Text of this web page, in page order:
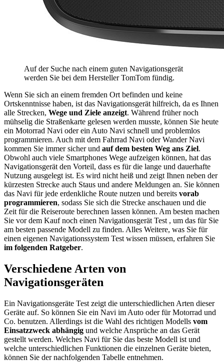
Auf der Suche nach einem guten Navigationsgerät
werden Sie bei dem Hersteller TomTom fündig.
Wenn Sie sich an einem fremden Ort befinden und keine
Ortskenntnisse haben, ist das Navigationsgerät hilfreich, da es Ihnen
alle Strecken, Wege und Ziele anzeigt. Während früher noch
mühselig die Straßenkarte gelesen werden musste, können Sie heute
ein Motorrad Navi oder ein Auto Navi schnell und problemlos
programmieren. Auch mit dem Fahrrad Navi oder Wander Navi
kommen Sie immer sicher und auf dem besten Weg ans Ziel.
Obwohl auch viele Smartphones Wege aufzeigen können, hat das
Navigationsgerät den Vorteil, dass es für die lange und dauerhafte
Nutzung ausgelegt ist. Es wird nicht heiß und zeigt Ihnen neben der
kürzesten Strecke auch Staus und andere Meldungen an. Sie können
das Navi für jede erdenkliche Route nutzen und bereits vorab
programmieren, sodass Sie sich die Strecke anschauen und die
Zeit für die Reiseroute berechnen lassen können. Am besten machen
Sie vor dem Kauf noch einen Navigationsgerät Test , um das für Sie
am besten passende Modell zu finden. Alles Weitere, was Sie für
einen eigenen Navigationssystem Test wissen müssen, erfahren Sie
im folgenden Ratgeber.
Verschiedene Arten von
Navigationsgeräten
Ein Navigationsgeräte Test zeigt die unterschiedlichen Arten dieser
Geräte auf. So können Sie ein Navi im Auto oder für Motorrad und
Co. benutzen. Allerdings ist die Wahl des richtigen Modells vom
Einsatzzweck abhängig und welche Ansprüche an das Gerät
gestellt werden. Welches Navi für Sie das beste Modell ist und
welche unterschiedlichen Funktionen die einzelnen Geräte bieten,
können Sie der nachfolgenden Tabelle entnehmen.